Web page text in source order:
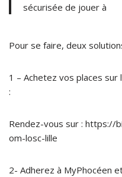
sécurisée de jouer à
Pour se faire, deux
1 – Achetez vos places
:
Rendez-vous sur : https://
om-losc-lille
2- Adherez à MyPhocéen